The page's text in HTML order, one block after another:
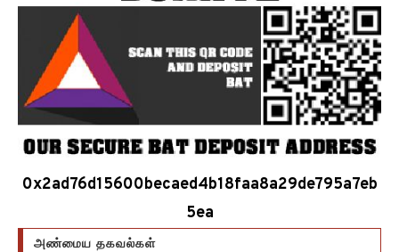
0x2ad76d15600becaed4b18faa8a29de795a7eb
5ea
அண்மைய தகவல்கள்